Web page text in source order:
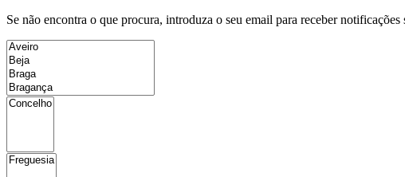
Se não encontra o que procura, introduza o seu email para receber